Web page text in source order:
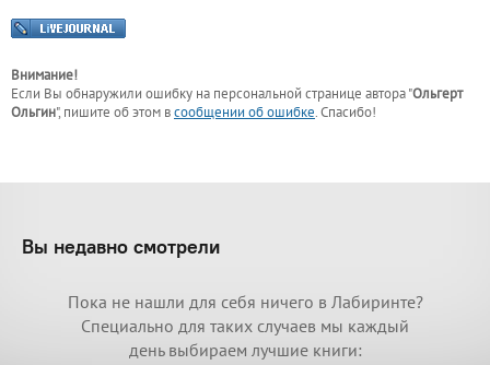
Внимание!
Если Вы обнаружили ошибку на персональной странице автора "Ольгерт
Ольгин", пишите об этом всообщении об ошибке. Спасибо!
Вы недавно смотрели
Пока не нашли для себя ничего в Лабиринте?
Специально для таких случаев мы каждый
день выбираем лучшие книги: